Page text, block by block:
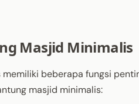
Masjid Minimalis
beberapa fungsi
masjid minimalis: